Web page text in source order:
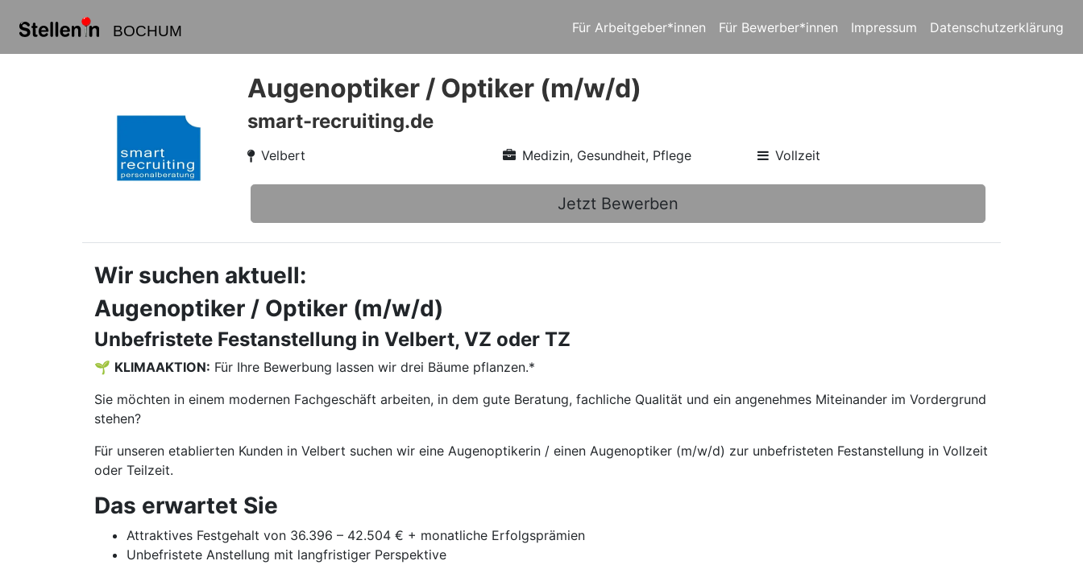
BOCHUM Für Arbeitgeber*innen Für Bewerber*innen Impressum Datenschutzerklärung
Augenoptiker / Optiker (m/w/d)
smart-recruiting.de
Velbert Medizin, Gesundheit, Pflege Vollzeit
Jetzt Bewerben
Wir suchen aktuell:
Augenoptiker / Optiker (m/w/d)
Unbefristete Festanstellung in Velbert, VZ oder TZ
🌱 KLIMAAKTION: Für Ihre Bewerbung lassen wir drei Bäume pflanzen.*
Sie möchten in einem modernen Fachgeschäft arbeiten, in dem gute Beratung, fachliche Qualität und ein angenehmes Miteinander im Vordergrund
stehen?
Für unseren etablierten Kunden in Velbert suchen wir eine Augenoptikerin / einen Augenoptiker (m/w/d) zur unbefristeten Festanstellung in Vollzeit
oder Teilzeit.
Das erwartet Sie
Attraktives Festgehalt von 36.396 – 42.504 € + monatliche Erfolgsprämien
Unbefristete Anstellung mit langfristiger Perspektive